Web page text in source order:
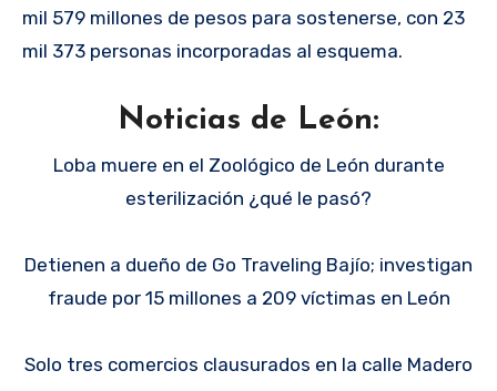
mil 579 millones de pesos para sostenerse, con 23
mil 373 personas incorporadas al esquema.
Noticias de León:
Loba muere en el Zoológico de León durante
esterilización ¿qué le pasó?
Detienen a dueño de Go Traveling Bajío; investigan
fraude por 15 millones a 209 víctimas en León
Solo tres comercios clausurados en la calle Madero